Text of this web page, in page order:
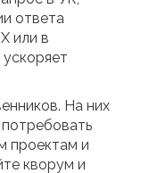
ответа
или в
На них
проектам и
кворум и